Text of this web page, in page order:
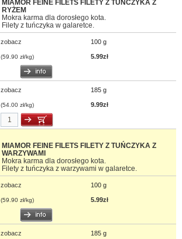
MIAMOR FEINE FILETS FILETY Z TUŃCZYKA Z
RYŻEM
Mokra karma dla dorosłego kota.
Filety z tuńczyka w galaretce.
zobacz 100 g
(59.90 zł/kg) 5.99zł
zobacz 185 g
(54.00 zł/kg) 9.99zł
MIAMOR FEINE FILETS FILETY Z TUŃCZYKA Z
WARZYWAMI
Mokra karma dla dorosłego kota.
Filety z tuńczyka z warzywami w galaretce.
zobacz 100 g
(59.90 zł/kg) 5.99zł
zobacz 185 g